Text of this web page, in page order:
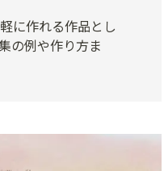
に作れる作品とし
の例や作り方ま